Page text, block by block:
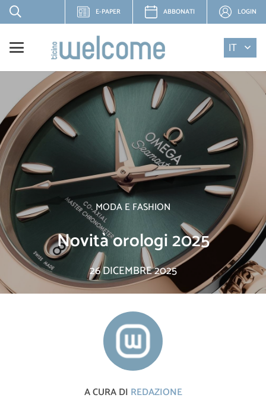
E-PAPER ABBONATI LOGIN
IT
MODA E FASHION
Novità orologi 2025
26 DICEMBRE 2025
A CURA DI REDAZIONE